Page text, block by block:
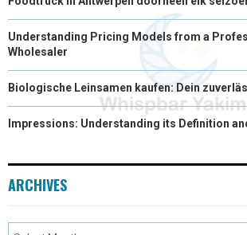
)
Understanding Pricing Models from a
Wholesaler
Biologische Leinsamen kaufen: Dein
Impressions: Understanding its Definition
ARCHIVES